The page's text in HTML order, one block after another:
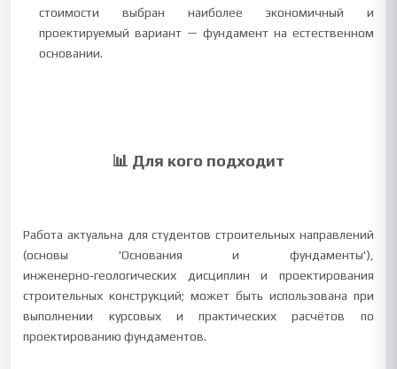
стоимости выбран наиболее экономичный и
проектируемый вариант — фундамент на естественном
основании.
📊 Для кого подходит
Работа актуальна для студентов строительных направлений
(основы 'Основания и фундаменты'),
инженерно‑геологических дисциплин и проектирования
строительных конструкций; может быть использована при
выполнении курсовых и практических расчётов по
проектированию фундаментов.